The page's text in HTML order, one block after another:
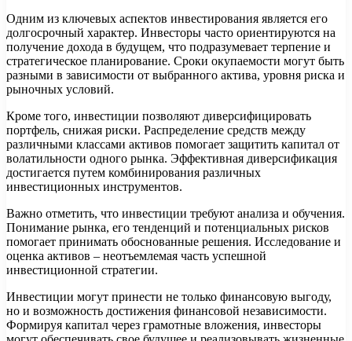
Одним из ключевых аспектов инвестирования является его
долгосрочный характер. Инвесторы часто ориентируются на
получение дохода в будущем, что подразумевает терпение и
стратегическое планирование. Сроки окупаемости могут быть
разными в зависимости от выбранного актива, уровня риска и
рыночных условий.
Кроме того, инвестиции позволяют диверсифицировать
портфель, снижая риски. Распределение средств между
различными классами активов помогает защитить капитал от
волатильности одного рынка. Эффективная диверсификация
достигается путем комбинирования различных
инвестиционных инструментов.
Важно отметить, что инвестиции требуют анализа и обучения.
Понимание рынка, его тенденций и потенциальных рисков
помогает принимать обоснованные решения. Исследование и
оценка активов – неотъемлемая часть успешной
инвестиционной стратегии.
Инвестиции могут принести не только финансовую выгоду,
но и возможность достижения финансовой независимости.
Формируя капитал через грамотные вложения, инвесторы